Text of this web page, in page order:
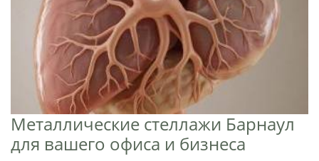
Металлические стеллажи Барнаул
для вашего офиса и бизнеса